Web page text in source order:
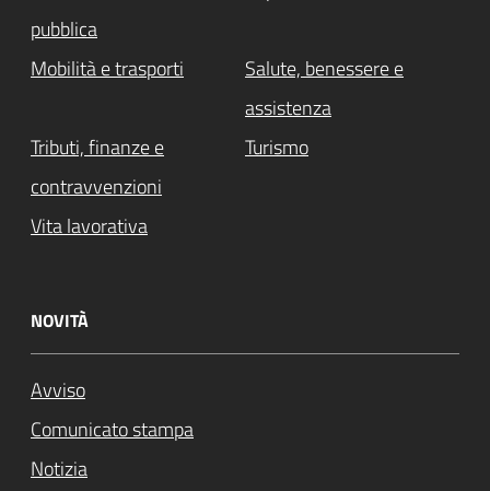
pubblica
Mobilità e trasporti
Salute, benessere e
assistenza
Tributi, finanze e
contravvenzioni
Turismo
Vita lavorativa
NOVITÀ
Avviso
Comunicato stampa
Notizia